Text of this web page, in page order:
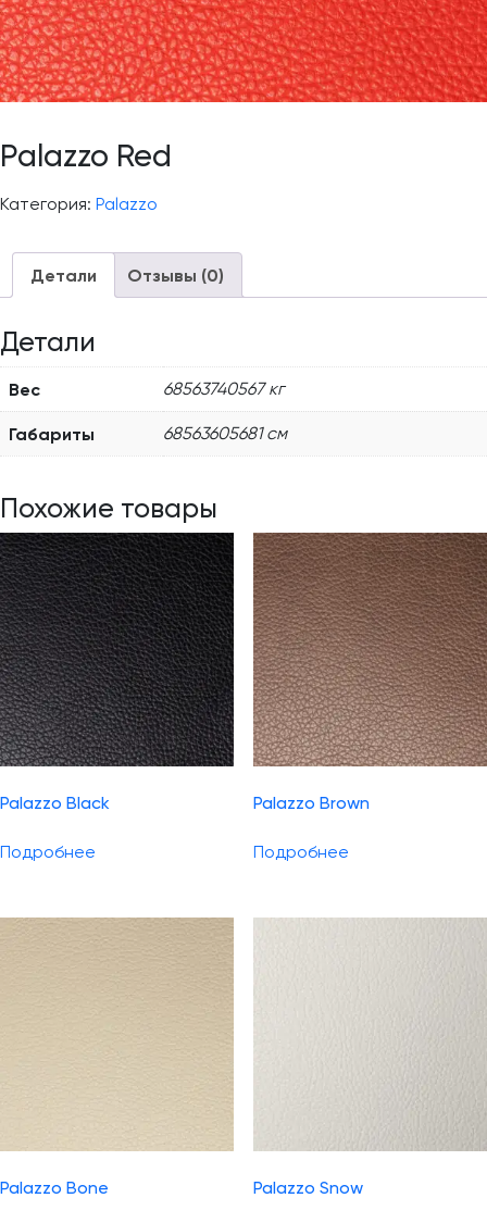
Palazzo Red
Категория: Palazzo
Детали Отзывы (0)
Детали
Вес 68563740567 кг
Габариты 68563605681 см
Похожие товары
Palazzo Black
Подробнее
Palazzo Brown
Подробнее
Palazzo Bone Palazzo Snow